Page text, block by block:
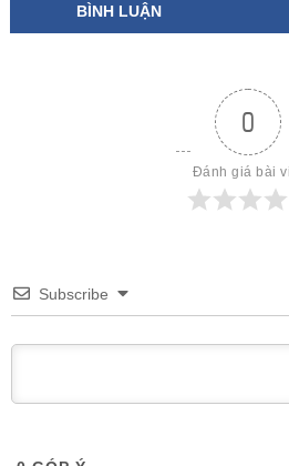
BÌNH LUẬN
0
Đánh giá bài
Subscribe